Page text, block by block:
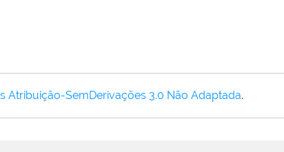
Atribuição-SemDerivações 3.0 Não Adaptada.